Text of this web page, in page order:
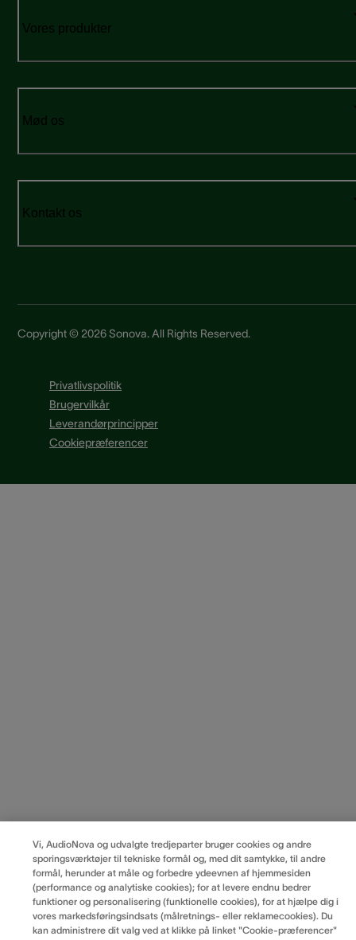
Vores produkter
Mød os
Kontakt os
Copyright © 2026 Sonova. All Rights Reserved.
Privatlivspolitik
Brugervilkår
Leverandørprincipper
Cookiepræferencer
Vi, AudioNova og udvalgte tredjeparter bruger cookies og andre
sporingsværktøjer til tekniske formål og, med dit samtykke, til andre
formål, herunder at måle og forbedre ydeevnen af hjemmesiden
(performance og analytiske cookies); for at levere endnu bedrer
funktioner og personalisering (funktionelle cookies), for at hjælpe dig i
vores markedsføringsindsats (målretnings- eller reklamecookies). Du
kan administrere dit valg ved at klikke på linket "Cookie-præferencer"